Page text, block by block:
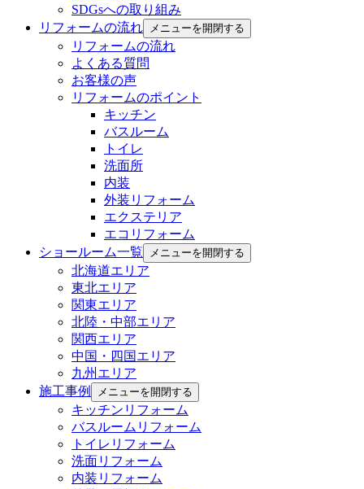
SDGsへの取り組み
リフォームの流れ
メニューを開閉する
リフォームの流れ
よくある質問
お客様の声
リフォームのポイント
キッチン
バスルーム
トイレ
洗面所
内装
外装リフォーム
エクステリア
エコリフォーム
ショールーム一覧
メニューを開閉する
北海道エリア
東北エリア
関東エリア
北陸・中部エリア
関西エリア
中国・四国エリア
九州エリア
施工事例
メニューを開閉する
キッチンリフォーム
バスルームリフォーム
トイレリフォーム
洗面リフォーム
内装リフォーム